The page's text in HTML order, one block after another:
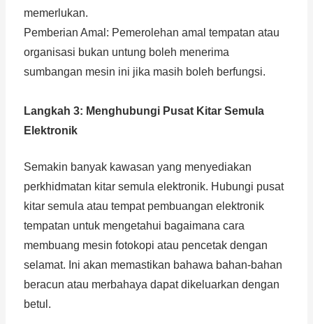
memerlukan.
Pemberian Amal: Pemerolehan amal tempatan atau
organisasi bukan untung boleh menerima
sumbangan mesin ini jika masih boleh berfungsi.
Langkah 3: Menghubungi Pusat Kitar Semula
Elektronik
Semakin banyak kawasan yang menyediakan
perkhidmatan kitar semula elektronik. Hubungi pusat
kitar semula atau tempat pembuangan elektronik
tempatan untuk mengetahui bagaimana cara
membuang mesin fotokopi atau pencetak dengan
selamat. Ini akan memastikan bahawa bahan-bahan
beracun atau merbahaya dapat dikeluarkan dengan
betul.